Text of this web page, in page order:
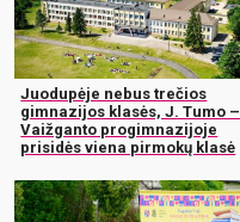
Juodupėje nebus trečios
gimnazijos klasės, J. Tumo –
Vaižganto progimnazijoje
prisidės viena pirmokų klasė